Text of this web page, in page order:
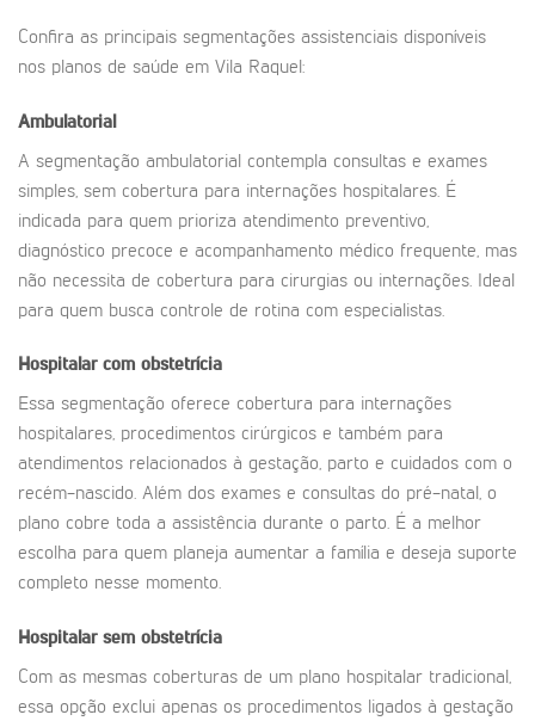
Confira as principais segmentações assistenciais disponíveis
nos planos de saúde em Vila Raquel:
Ambulatorial
A segmentação ambulatorial contempla consultas e exames
simples, sem cobertura para internações hospitalares. É
indicada para quem prioriza atendimento preventivo,
diagnóstico precoce e acompanhamento médico frequente, mas
não necessita de cobertura para cirurgias ou internações. Ideal
para quem busca controle de rotina com especialistas.
Hospitalar com obstetrícia
Essa segmentação oferece cobertura para internações
hospitalares, procedimentos cirúrgicos e também para
atendimentos relacionados à gestação, parto e cuidados com o
recém-nascido. Além dos exames e consultas do pré-natal, o
plano cobre toda a assistência durante o parto. É a melhor
escolha para quem planeja aumentar a família e deseja suporte
completo nesse momento.
Hospitalar sem obstetrícia
Com as mesmas coberturas de um plano hospitalar tradicional,
essa opção exclui apenas os procedimentos ligados à gestação